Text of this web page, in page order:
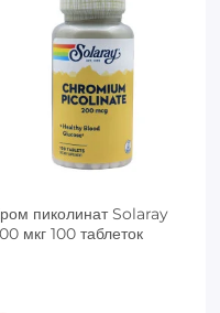
пиколинат Solaray
мкг 100 таблеток